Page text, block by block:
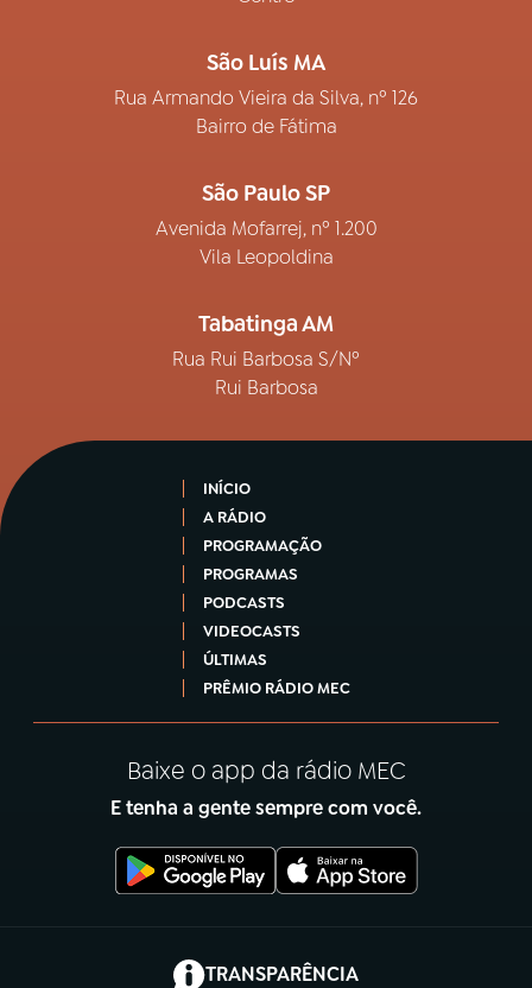
São Luís MA
Rua Armando Vieira da Silva, nº 126
Bairro de Fátima
São Paulo SP
Avenida Mofarrej, nº 1.200
Vila Leopoldina
Tabatinga AM
Rua Rui Barbosa S/Nº
Rui Barbosa
INÍCIO
A RÁDIO
PROGRAMAÇÃO
PROGRAMAS
PODCASTS
VIDEOCASTS
ÚLTIMAS
PRÊMIO RÁDIO MEC
Baixe o app da rádio MEC
E tenha a gente sempre com você.
TRANSPARÊNCIA
(abre em nova aba)